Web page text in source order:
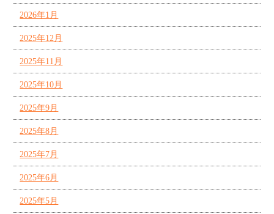
2026年1月
2025年12月
2025年11月
2025年10月
2025年9月
2025年8月
2025年7月
2025年6月
2025年5月